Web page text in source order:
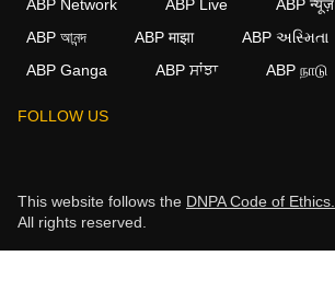
ABP Network ABP Live
ABP न्यूज़
ABP আনন্দ
ABP माझा
ABP અસ્મિતા
ABP Ganga
ABP ਸਾਂਝਾ ABP நாடு
FOLLOW US
This website follows the DNPA Code of Ethics.
All rights reserved.